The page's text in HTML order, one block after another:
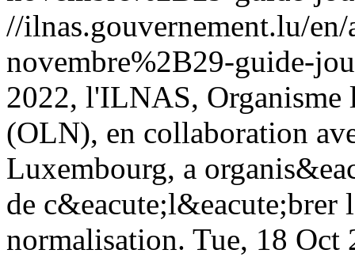
//ilnas.gouvernement.lu/
novembre%2B29-guide-
2022, l'ILNAS, Organisme
(OLN), en collaboration
Luxembourg, a
de c&eacute;l&eacute;brer
normalisation. Tue, 18 Oct